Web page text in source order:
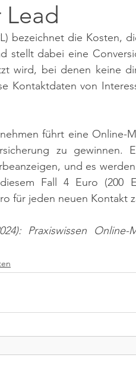
bezeichnet die Kosten,
stellt dabei eine
wird, bei denen keine
Kontaktdaten von
führt eine Online-
zu gewinnen.
und es
Fall 4 Euro (200
für jeden neuen Kontakt
Praxiswissen